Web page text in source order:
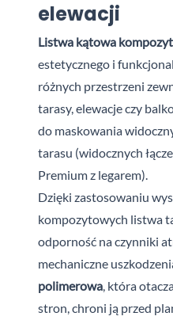
elewacji
Listwa kątowa
estetycznego i
różnych przestrzeni
tarasy, elewacje czy
do maskowania
tarasu (widocznych
Premium z legarem).
Dzięki zastosowaniu
kompozytowych listwa
odporność na czynniki
mechaniczne
polimerowa, która
stron, chroni ją przed